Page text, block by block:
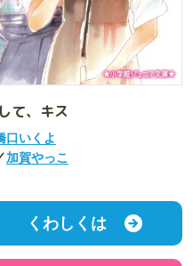
て、キス
口いくよ
加賀やっこ
くわしくは